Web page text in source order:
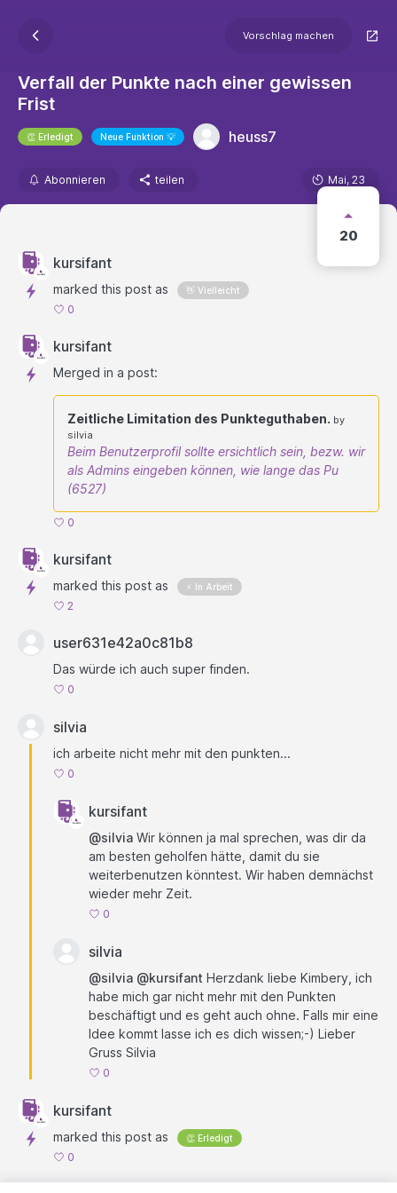
Vorschlag machen
Verfall der Punkte nach einer gewissen
Frist
👏 Erledigt Neue Funktion 💡 heuss7
Abonnieren teilen Mai, 23
20
kursifant
marked this post as 👋 Vielleicht
0
kursifant
Merged in a post:
Zeitliche Limitation des Punkteguthaben. by
silvia
Beim Benutzerprofil sollte ersichtlich sein, bezw. wir
als Admins eingeben können, wie lange das Pu
(6527)
0
kursifant
marked this post as ⚡ In Arbeit
2
user631e42a0c81b8
Das würde ich auch super finden.
0
silvia
ich arbeite nicht mehr mit den punkten...
0
kursifant
@silvia Wir können ja mal sprechen, was dir da
am besten geholfen hätte, damit du sie
weiterbenutzen könntest. Wir haben demnächst
wieder mehr Zeit.
0
silvia
@silvia @kursifant Herzdank liebe Kimbery, ich
habe mich gar nicht mehr mit den Punkten
beschäftigt und es geht auch ohne. Falls mir eine
Idee kommt lasse ich es dich wissen;-) Lieber
Gruss Silvia
0
kursifant
marked this post as 👏 Erledigt
0